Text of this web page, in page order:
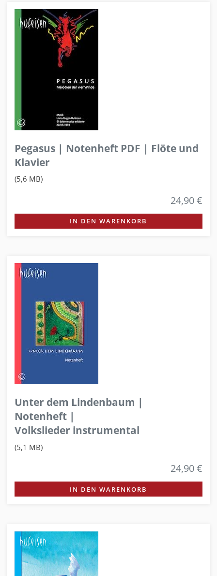
Pegasus | Notenheft PDF | Flöte und
Klavier
(5,6 MB)
24,90 €
IN DEN WARENKORB
Unter dem Lindenbaum |
Notenheft |
Volkslieder instrumental
(5,1 MB)
24,90 €
IN DEN WARENKORB